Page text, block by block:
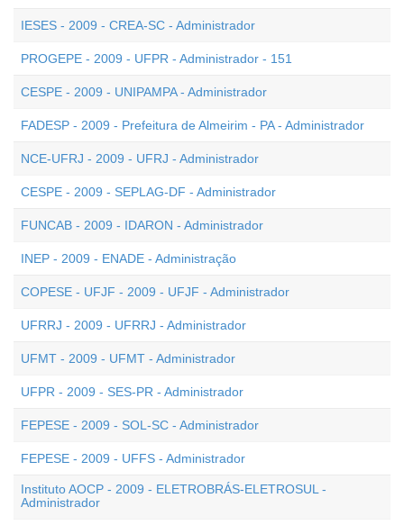
IESES - 2009 - CREA-SC - Administrador
PROGEPE - 2009 - UFPR - Administrador - 151
CESPE - 2009 - UNIPAMPA - Administrador
FADESP - 2009 - Prefeitura de Almeirim - PA - Administrador
NCE-UFRJ - 2009 - UFRJ - Administrador
CESPE - 2009 - SEPLAG-DF - Administrador
FUNCAB - 2009 - IDARON - Administrador
INEP - 2009 - ENADE - Administração
COPESE - UFJF - 2009 - UFJF - Administrador
UFRRJ - 2009 - UFRRJ - Administrador
UFMT - 2009 - UFMT - Administrador
UFPR - 2009 - SES-PR - Administrador
FEPESE - 2009 - SOL-SC - Administrador
FEPESE - 2009 - UFFS - Administrador
Instituto AOCP - 2009 - ELETROBRÁS-ELETROSUL -
Administrador